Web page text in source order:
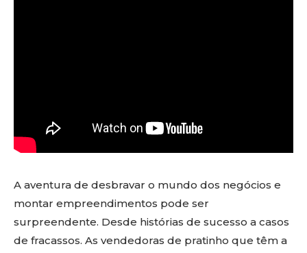
A aventura de desbravar o mundo dos negócios e
montar empreendimentos pode ser
surpreendente. Desde histórias de sucesso a casos
de fracassos. As vendedoras de pratinho que têm a